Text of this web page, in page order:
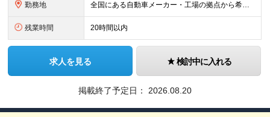
勤務地 全国にある自動車メーカー・工場の拠点から希望を考慮して決定します。 ★転居を伴う転勤はありません。 ★U・Iターン、遠方からのご応募も歓迎！引越など赴任に伴う費用、家賃は全額負担します（会社規定によ
残業時間 20時間以内
求人を見る 検討中に入れる
掲載終了予定日： 2026.08.20